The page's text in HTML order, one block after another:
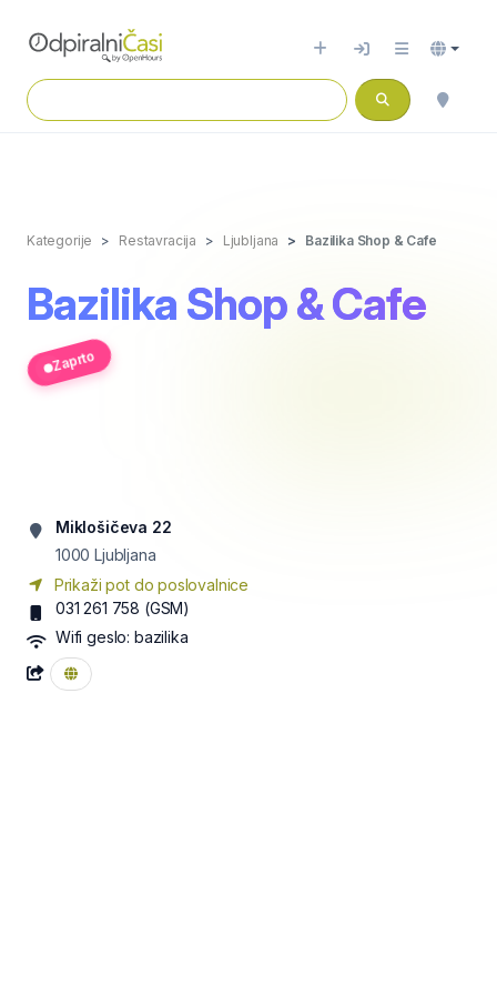
Kategorije Restavracija Ljubljana Bazilika Shop & Cafe
Bazilika Shop & Cafe
Zaprto
Miklošičeva 22
1000 Ljubljana
Prikaži pot do poslovalnice
031 261 758 (GSM)
Wifi geslo: bazilika